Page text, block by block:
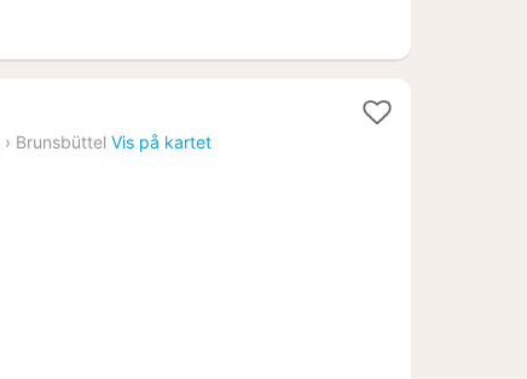
› Brunsbüttel Vis på kartet